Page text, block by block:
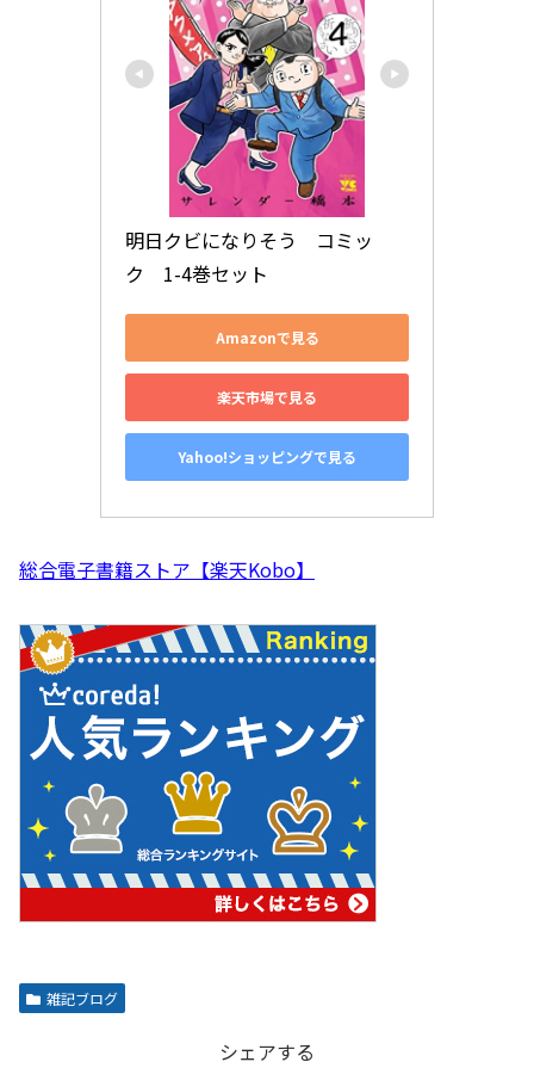
明日クビになりそう　コミッ
ク　1-4巻セット
Amazonで見る
楽天市場で見る
Yahoo!ショッピングで見る
総合電子書籍ストア【楽天Kobo】
雑記ブログ
シェアする